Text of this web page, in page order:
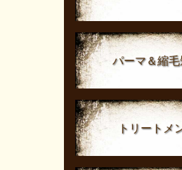
パーマ＆縮
トリートメ